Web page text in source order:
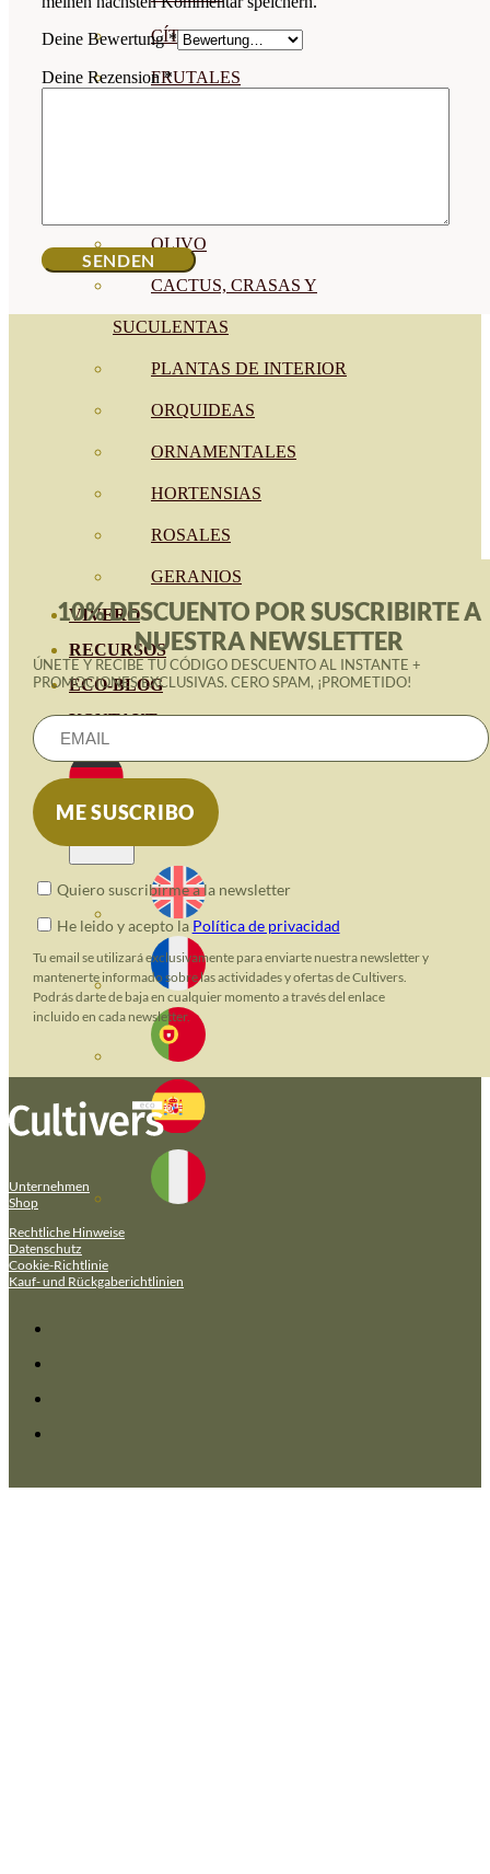
CÍTRICOS
FRUTALES
OLIVO
CACTUS, CRASAS Y
SUCULENTAS
PLANTAS DE INTERIOR
ORQUIDEAS
ORNAMENTALES
HORTENSIAS
ROSALES
GERANIOS
VIVERO
RECURSOS
ECO-BLOG
KONTAKT
Deine Bewertung*
Deine Rezension*
10% DESCUENTO POR SUSCRIBIRTE A
NUESTRA NEWSLETTER
ÚNETE Y RECIBE TU CÓDIGO DESCUENTO AL INSTANTE +
PROMOCIONES EXCLUSIVAS. CERO SPAM, ¡PROMETIDO!
Quiero suscribirme a la newsletter
He leido y acepto la Política de privacidad
Tu email se utilizará exclusivamente para enviarte nuestra newsletter y
mantenerte informado sobre las actividades y ofertas de Cultivers.
Podrás darte de baja en cualquier momento a través del enlace
incluido en cada newsletter.
Unternehmen
Shop
Rechtliche Hinweise
Datenschutz
Cookie-Richtlinie
Kauf- und Rückgaberichtlinien